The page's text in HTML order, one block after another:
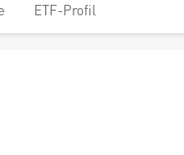
ETF-Profil